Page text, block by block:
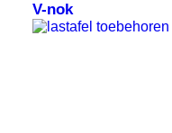
V-nok